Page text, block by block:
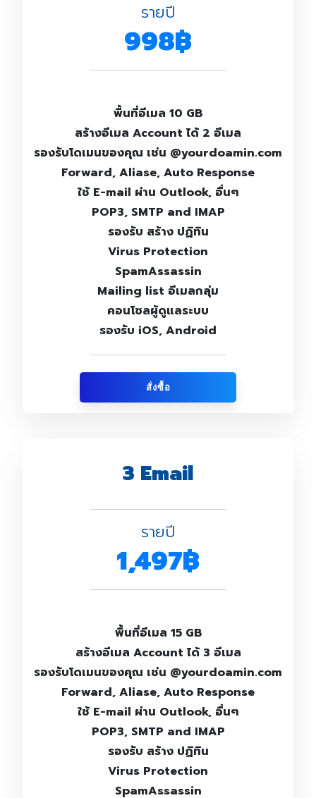
รายปี
998฿
พื้นที่อีเมล 10 GB
สร้างอีเมล Account ได้ 2 อีเมล
รองรับโดเมนของคุณ เช่น @yourdoamin.com
Forward, Aliase, Auto Response
ใช้ E-mail ผ่าน Outlook, อื่นๆ
POP3, SMTP and IMAP
รองรับ สร้าง ปฏิทิน
Virus Protection
SpamAssassin
Mailing list อีเมลกลุ่ม
คอนโซลผู้ดูแลระบบ
รองรับ iOS, Android
สั่งซื้อ
3 Email
รายปี
1,497฿
พื้นที่อีเมล 15 GB
สร้างอีเมล Account ได้ 3 อีเมล
รองรับโดเมนของคุณ เช่น @yourdoamin.com
Forward, Aliase, Auto Response
ใช้ E-mail ผ่าน Outlook, อื่นๆ
POP3, SMTP and IMAP
รองรับ สร้าง ปฏิทิน
Virus Protection
SpamAssassin